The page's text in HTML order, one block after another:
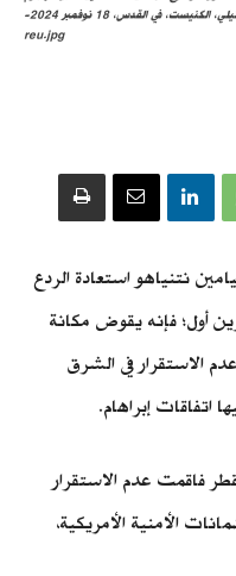
المميت الذي وقع في 7 أكتوبر 2023، في البرلمان الإسرائيلي، الكنيست، في القدس، 18 نوفمبر 2024-
reu.jpg
نتنياهو استعادة الردع
أول؛ فإنه يقوض مكانة
الاستقرار في الشرق
اتفاقات إبراهام.
قطر فاقمت عدم الاستقرار
الأمنية الأمريكية،